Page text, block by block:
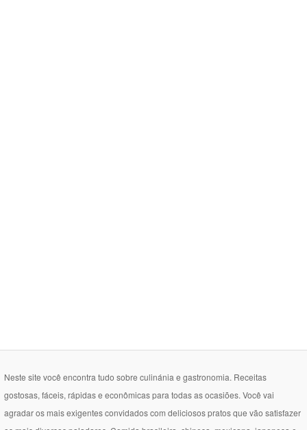
Neste site você encontra tudo sobre culinánia e gastronomia. Receitas
gostosas, fáceis, rápidas e econômicas para todas as ocasiões. Você vai
agradar os mais exigentes convidados com deliciosos pratos que vão satisfazer